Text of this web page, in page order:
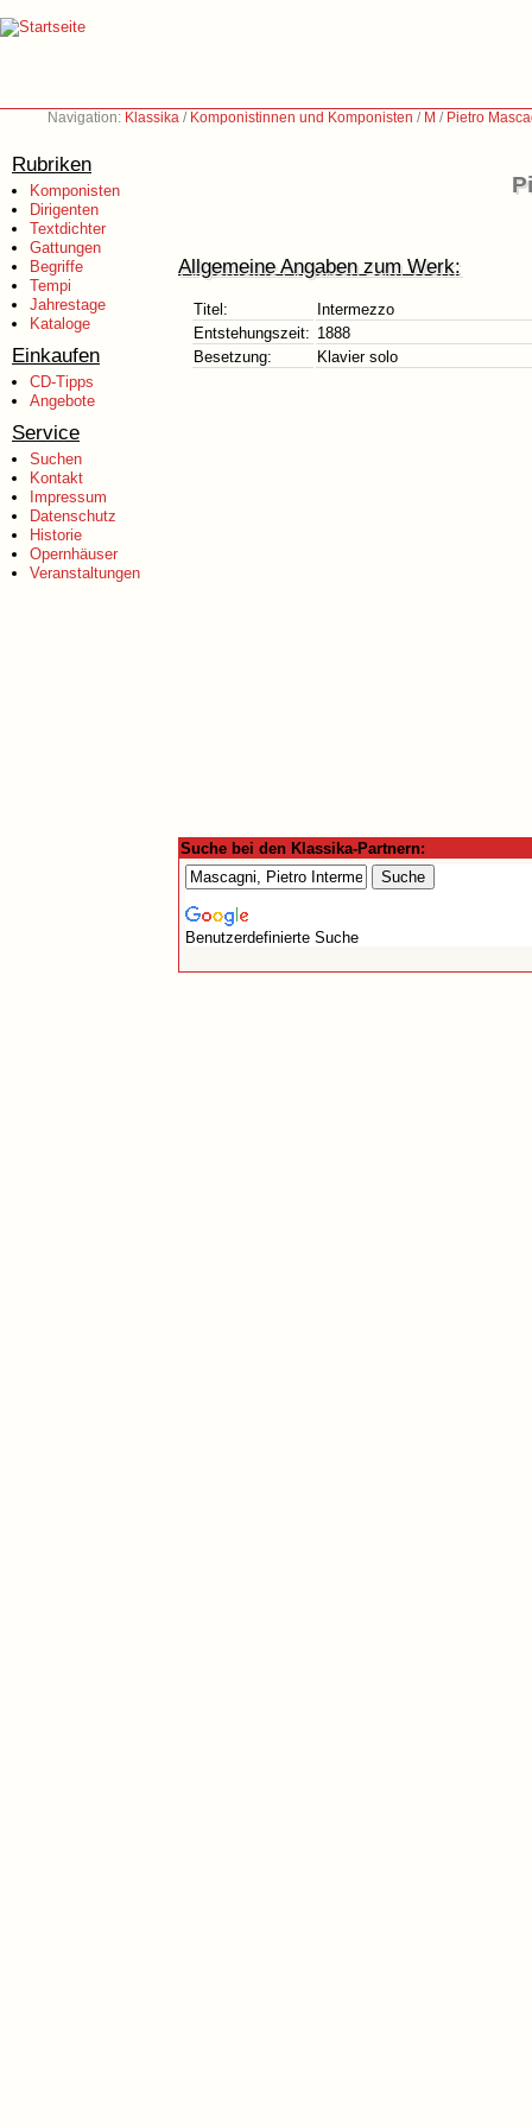
Navigation: Klassika / Komponistinnen und Komponisten / M / Pietro
Rubriken
Komponisten
Dirigenten
Textdichter
Gattungen
Begriffe
Tempi
Jahrestage
Kataloge
Einkaufen
CD-Tipps
Angebote
Service
Suchen
Kontakt
Impressum
Datenschutz
Historie
Opernhäuser
Veranstaltungen
Allgemeine Angaben zum Werk:
Titel:
Intermezzo
Entstehungszeit: 1888
Besetzung:
Klavier solo
Suche bei den Klassika-Partnern:
Benutzerdefinierte Suche